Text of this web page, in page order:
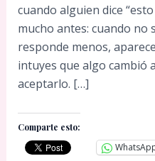
cuando alguien dice
mucho antes: cuando no
responde menos,
intuyes que algo cambió
aceptarlo. […]
Comparte esto: